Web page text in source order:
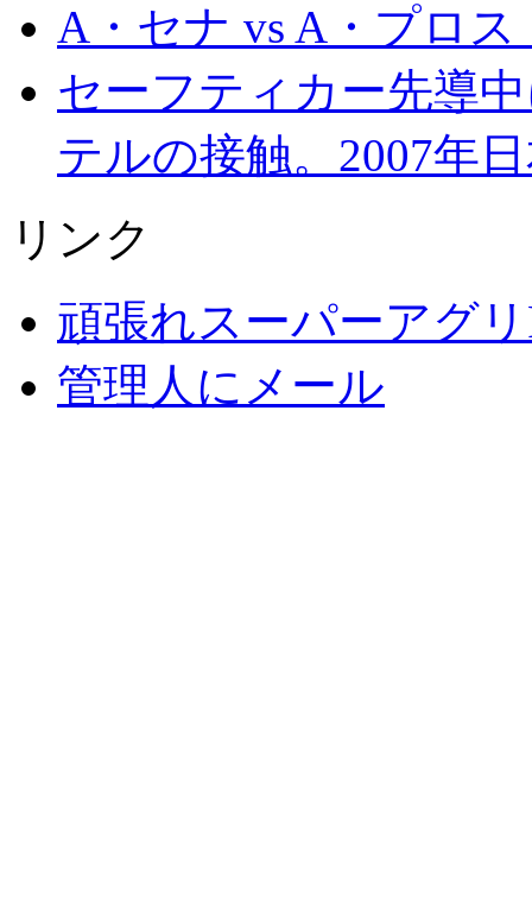
A・セナ vs A・プロ
セーフティカー先導
テルの接触。2007年
リンク
頑張れスーパーアグ
管理人にメール